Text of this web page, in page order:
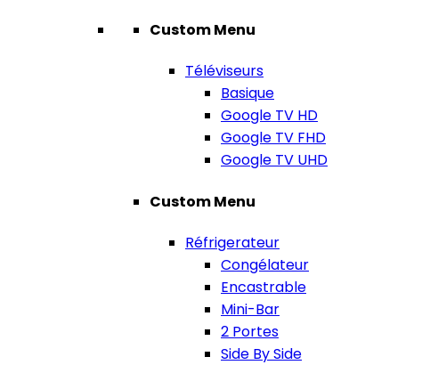
Custom Menu
Téléviseurs
Basique
Google TV HD
Google TV FHD
Google TV UHD
Custom Menu
Réfrigerateur
Congélateur
Encastrable
Mini-Bar
2 Portes
Side By Side